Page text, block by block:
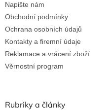
Napište nám
Obchodní podmínky
Ochrana osobních údajů
Kontakty a firemní údaje
Reklamace a vrácení zboží
Věrnostní program
Rubriky a články